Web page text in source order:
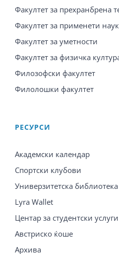
Факултет за прехранбрена
Факултет за применети
Факултет за уметности
Факултет за физичка
Филозофски факултет
Филолошки факултет
PЕСУРСИ
Академски календар
Спортски клубови
Универзитетска библиотека
Lyra Wallet
Центар за студентски
Австриско ќоше
Архива